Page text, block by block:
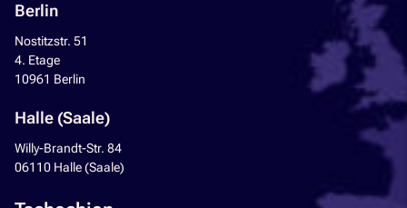
Berlin
Nostitzstr. 51
4. Etage
10961 Berlin
Halle (Saale)
Willy-Brandt-Str. 84
06110 Halle (Saale)